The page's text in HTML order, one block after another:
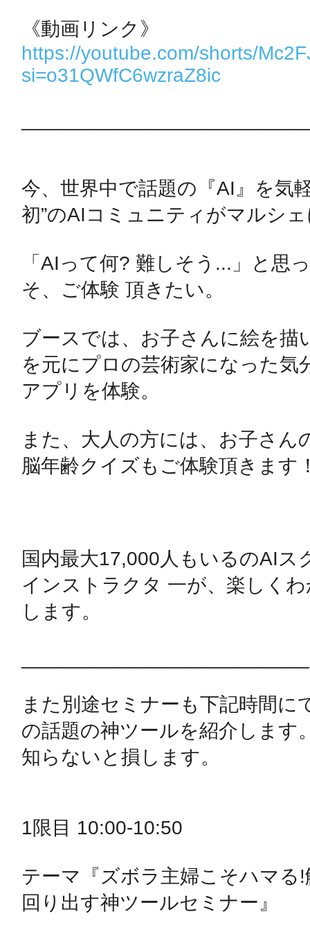
https://youtube.com/shorts/
si=o31QWfC6wzraZ8ic
今、世界中で話題の『AI』を気
初”のAIコミュニティがマルシ
「AIって何? 難しそう...」と思
そ、ご体験 頂きたい。
ブースでは、お子さんに絵を描
を元にプロの芸術家になった気
アプリを体験。
また、大人の方には、お子さん
脳年齢クイズもご体験頂きます
国内最大17,000人もいるのAIス
インストラクタ 一が、楽しく
します。
また別途セミナーも下記時間に
の話題の神ツールを紹介します
知らないと損します。
1限目 10:00-10:50
テーマ『ズボラ主婦こそハマる
回り出す神ツールセミナー』
高知市
シモキ
多度津
厚木
八尾
鎌倉
相模原